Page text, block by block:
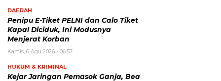
DAERAH
Penipu E-Tiket PELNI dan Calo Tiket
Kapal Diciduk, Ini Modusnya
Menjerat Korban
Kamis, 6 Agu 2026 - 06:57
HUKUM & KRIMINAL
Kejar Jaringan Pemasok Ganja, Bea